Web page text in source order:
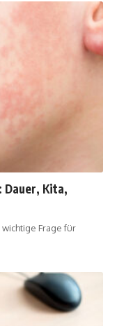
Dauer, Kita,
Frage für